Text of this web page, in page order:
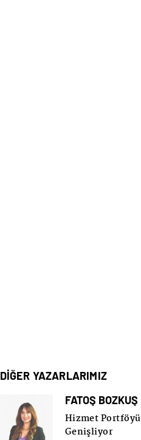
DİĞER YAZARLARIMIZ
FATOŞ BOZKUŞ
Hizmet Portföyü
Genişliyor